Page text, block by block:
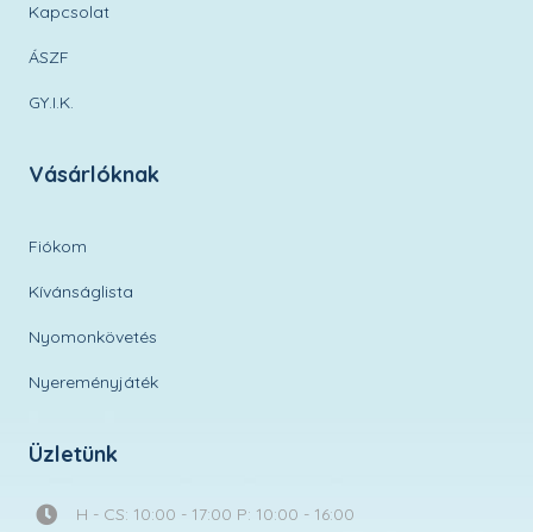
Kapcsolat
ÁSZF
GY.I.K.
Vásárlóknak
Fiókom
Kívánságlista
Nyomonkövetés
Nyereményjáték
Üzletünk
H - CS: 10:00 - 17:00 P: 10:00 - 16:00